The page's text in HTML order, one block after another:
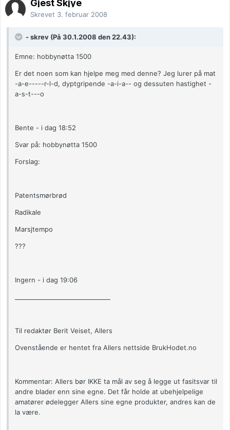
Gjest Skjye
Skrevet 3. februar 2008
- skrev (På 30.1.2008 den 22.43):
Emne: hobbynøtta 1500
Er det noen som kan hjelpe meg med denne? Jeg lurer på mat
-a-e-----r-l-d, dyptgripende -a-i-a-- og dessuten hastighet -
a-s-t---o
Bente - i dag 18:52
Svar på: hobbynøtta 1500
Forslag:
Patentsmørbrød
Radikale
Marsjtempo
???
Ingern - i dag 19:06
Til redaktør Berit Veiset, Allers
Ovenstående er hentet fra Allers nettside BrukHodet.no
Kommentar: Allers bør IKKE ta mål av seg å legge ut fasitsvar til
andre blader enn sine egne. Det får holde at ubehjelpelige
amatører ødelegger Allers sine egne produkter, andres kan de
la være.